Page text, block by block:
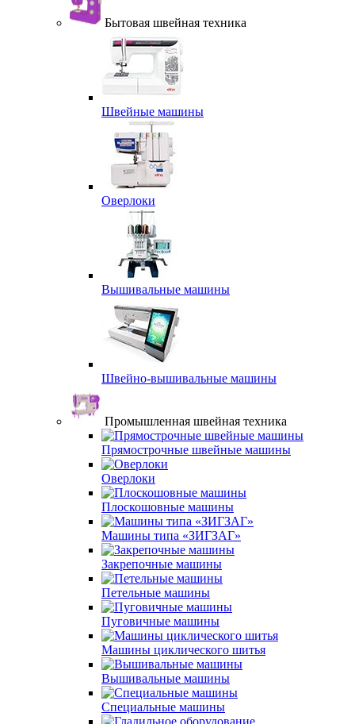
Бытовая швейная техника
Швейные машины
Оверлоки
Вышивальные машины
Швейно-вышивальные машины
Промышленная швейная техника
Прямострочные швейные машины
Оверлоки
Плоскошовные машины
Машины типа «ЗИГЗАГ»
Закрепочные машины
Петельные машины
Пуговичные машины
Машины циклического шитья
Вышивальные машины
Специальные машины